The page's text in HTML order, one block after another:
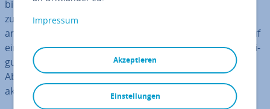
bietet hoch­de­tail­lier­te und kon­fi­gu­rier­ba­re Web-Nut­
zungs­be­rich­te im HTML-Format, die Sie im Browser
ansehen können. Erfahren Sie, wie Sie den Webalizer auf
einem Cloud Server in­stal­lie­ren und den Server so kon­fi­
gu­rie­ren, dass er diese Anwendung in re­gel­mä­ßi­gen
Abständen au­to­ma­tisch ausführt, um die Sta­tis­ti­ken zu
ak­tua­li­sie­ren.
Impressum
Akzeptieren
Einstellungen